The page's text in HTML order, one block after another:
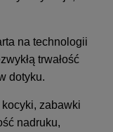
na technologii
trwałość
dotyku.
zabawki
nadruku,